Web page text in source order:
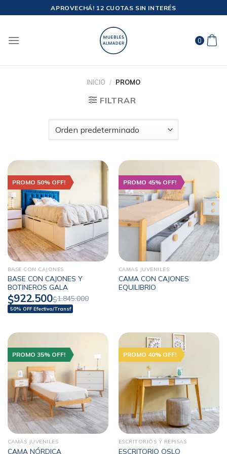
al
APROVECHÁ! 12 CUOTAS SIN INTERÉS
0
INICIO / PROMO
FILTRAR
PROMO 50% OFF!
BASE CON CAJONES
BASE CON CAJONES Y
BOTINEROS GALA
$922.500$1.845.000
50% OFF Efectivo/Transf
PROMO 45% OFF!
CAMAS JUVENILES
CAMA CON CAJONES
EQUILIBRIO
PROMO 35% OFF!
CAMAS JUVENILES
CAMA NÓRDICA
PROMO 40% OFF!
ESCRITORIOS Y REPISAS
ESCRITORIO OSLO